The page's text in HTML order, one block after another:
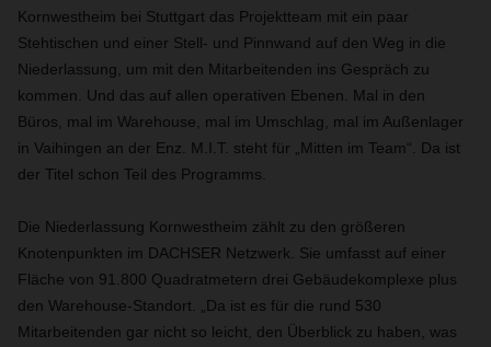
Kornwestheim bei Stuttgart das Projektteam mit ein paar
Stehtischen und einer Stell- und Pinnwand auf den Weg in die
Niederlassung, um mit den Mitarbeitenden ins Gespräch zu
kommen. Und das auf allen operativen Ebenen. Mal in den
Büros, mal im Warehouse, mal im Umschlag, mal im Außenlager
in Vaihingen an der Enz. M.I.T. steht für „Mitten im Team“. Da ist
der Titel schon Teil des Programms.
Die Niederlassung Kornwestheim zählt zu den größeren
Knotenpunkten im DACHSER Netzwerk. Sie umfasst auf einer
Fläche von 91.800 Quadratmetern drei Gebäudekomplexe plus
den Warehouse-Standort. „Da ist es für die rund 530
Mitarbeitenden gar nicht so leicht, den Überblick zu haben, was